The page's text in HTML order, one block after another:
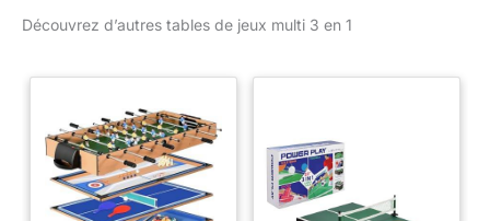
►CARACTERISTIQUES :
jeu en MDF et PVC
parfaite, Tapis de jeu en
fibre synthétique
favorisant le roulement
des boules.
Découvrez d’autres tables de jeux multi 3 en 1